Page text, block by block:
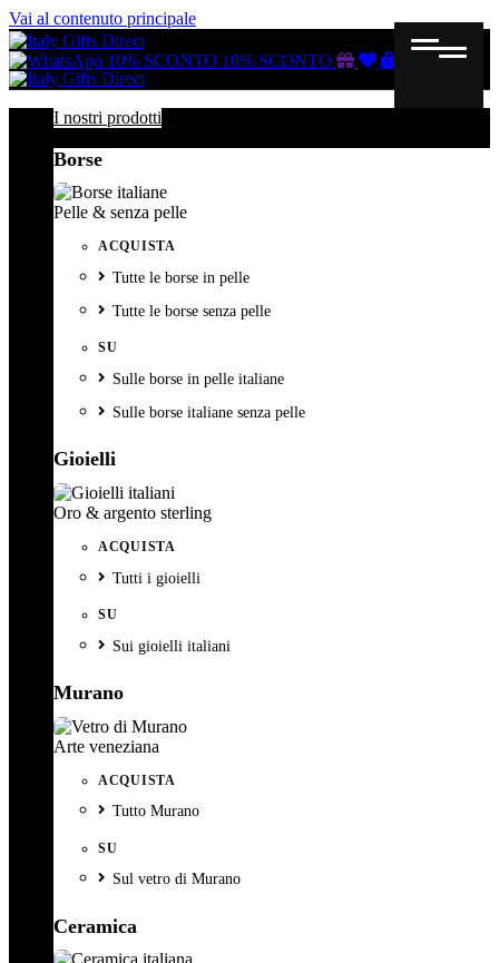
Vai al contenuto principale
10% SCONTO 10% SCONTO
Buono
ListaCarrello
I nostri prodotti
Borse
Pelle & senza pelle
ACQUISTA
Tutte le borse in pelle
Tutte le borse senza pelle
SU
Sulle borse in pelle italiane
Sulle borse italiane senza pelle
Gioielli
Oro & argento sterling
ACQUISTA
Tutti i gioielli
SU
Sui gioielli italiani
Murano
Arte veneziana
ACQUISTA
Tutto Murano
SU
Sul vetro di Murano
Ceramica